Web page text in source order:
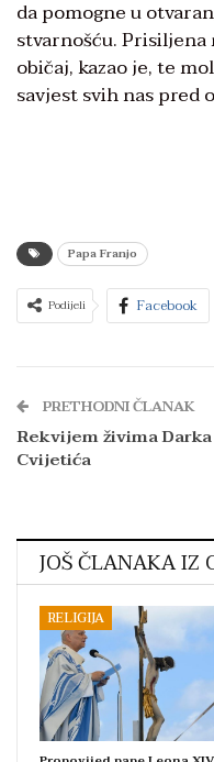
da pomogne u
stvarnošću.
običaj, kazao je, te
savjest svih nas pred
Papa Franjo
Podijeli Facebook
PRETHODNI ČLANAK
Rekvijem živima Darka
Cvijetića
JOŠ ČLANAKA IZ
RELIGIJA